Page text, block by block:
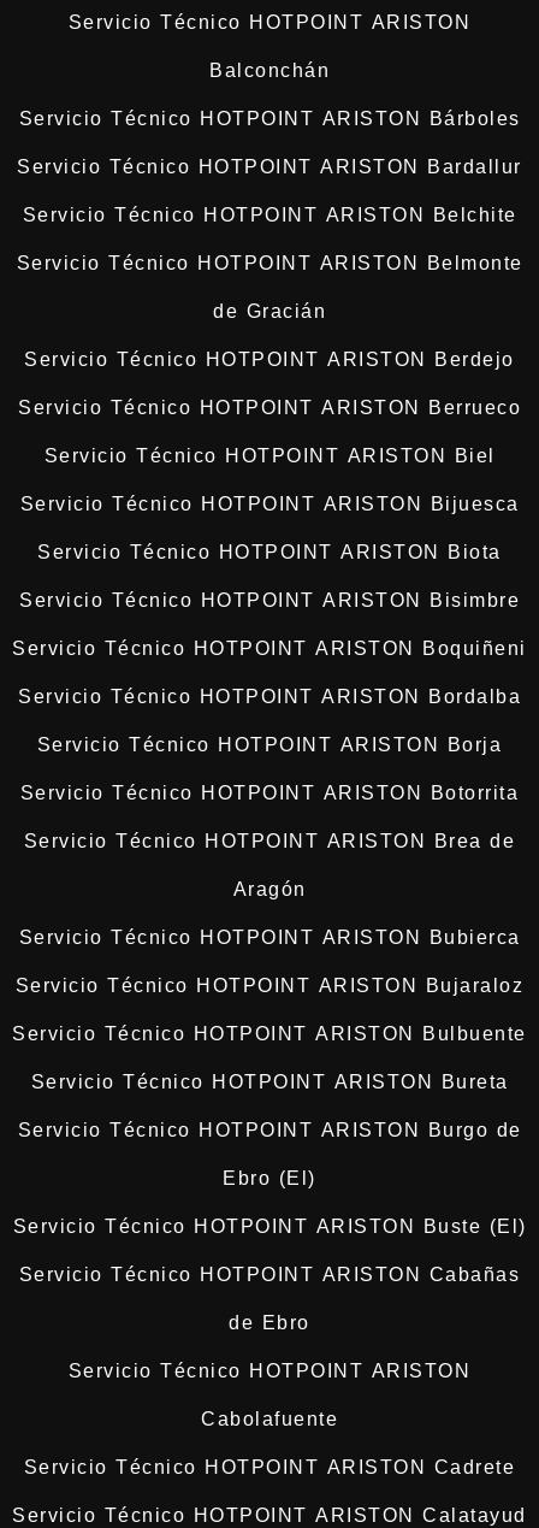
Servicio Técnico HOTPOINT ARISTON
Balconchán
Servicio Técnico HOTPOINT ARISTON Bárboles
Servicio Técnico HOTPOINT ARISTON Bardallur
Servicio Técnico HOTPOINT ARISTON Belchite
Servicio Técnico HOTPOINT ARISTON Belmonte
de Gracián
Servicio Técnico HOTPOINT ARISTON Berdejo
Servicio Técnico HOTPOINT ARISTON Berrueco
Servicio Técnico HOTPOINT ARISTON Biel
Servicio Técnico HOTPOINT ARISTON Bijuesca
Servicio Técnico HOTPOINT ARISTON Biota
Servicio Técnico HOTPOINT ARISTON Bisimbre
Servicio Técnico HOTPOINT ARISTON Boquiñeni
Servicio Técnico HOTPOINT ARISTON Bordalba
Servicio Técnico HOTPOINT ARISTON Borja
Servicio Técnico HOTPOINT ARISTON Botorrita
Servicio Técnico HOTPOINT ARISTON Brea de
Aragón
Servicio Técnico HOTPOINT ARISTON Bubierca
Servicio Técnico HOTPOINT ARISTON Bujaraloz
Servicio Técnico HOTPOINT ARISTON Bulbuente
Servicio Técnico HOTPOINT ARISTON Bureta
Servicio Técnico HOTPOINT ARISTON Burgo de
Ebro (El)
Servicio Técnico HOTPOINT ARISTON Buste (El)
Servicio Técnico HOTPOINT ARISTON Cabañas
de Ebro
Servicio Técnico HOTPOINT ARISTON
Cabolafuente
Servicio Técnico HOTPOINT ARISTON Cadrete
Servicio Técnico HOTPOINT ARISTON Calatayud